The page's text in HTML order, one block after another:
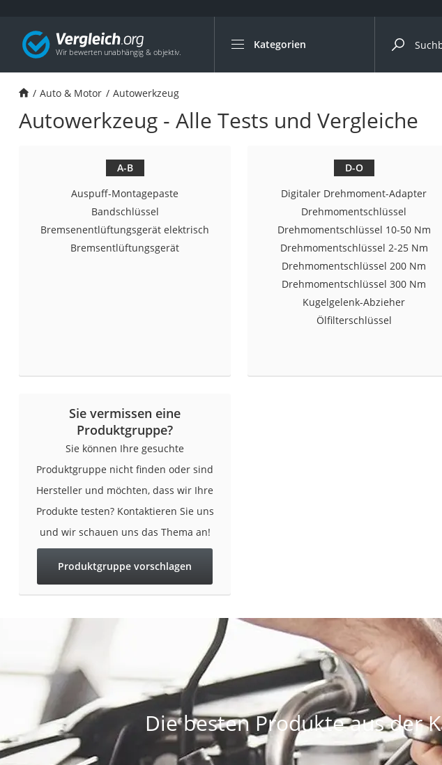
Kategorien
Die beliebtesten Vergleiche nach Kategorie
Auto & Motor
Fahrradträger
Fahrradträger 3 Fahrräder
Benzinkanister (20 l)
Fahrradträger E-Bike
Benzinkanister
Marderschreck
AGM-Batterie Wohnmobil
Auto & Motor Autowerkzeug
Autowerkzeug - Alle Tests und Vergleiche
A-B
Auspuff-Montagepaste
Bandschlüssel
Bremsenentlüftungsgerät elektrisch
Bremsentlüftungsgerät
D-O
Digitaler Drehmoment-Adapter
Drehmomentschlüssel
Drehmomentschlüssel 10-50 Nm
Drehmomentschlüssel 2-25 Nm
Drehmomentschlüssel 200 Nm
Drehmomentschlüssel 300 Nm
Kugelgelenk-Abzieher
Ölfilterschlüssel
Sie vermissen eine
Produktgruppe?
Sie können Ihre gesuchte
Produktgruppe nicht finden oder sind
Hersteller und möchten, dass wir Ihre
Produkte testen? Kontaktieren Sie uns
und wir schauen uns das Thema an!
Produktgruppe vorschlagen
Die besten Produkte aus der